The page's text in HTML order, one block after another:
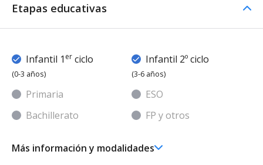
Etapas educativas
Infantil 1 er ciclo
(0-3 años)
Infantil 2º ciclo
(3-6 años)
Primaria
ESO
Bachillerato
FP y otros
Más información y modalidades